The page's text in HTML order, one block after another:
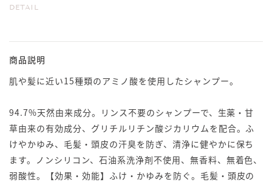
DETAIL
商品説明
肌や髪に近い15種類のアミノ酸を使用したシャンプー。
94.7%天然由来成分。リンス不要のシャンプーで、生薬・甘
草由来の有効成分、グリチルリチン酸ジカリウムを配合。ふ
けやかゆみ、毛髪・頭皮の汗臭を防ぎ、清浄に健やかに保ち
ます。ノンシリコン、石油系洗浄剤不使用、無香料、無着色、
弱酸性。【効果・効能】ふけ・かゆみを防ぐ。毛髪・頭皮の